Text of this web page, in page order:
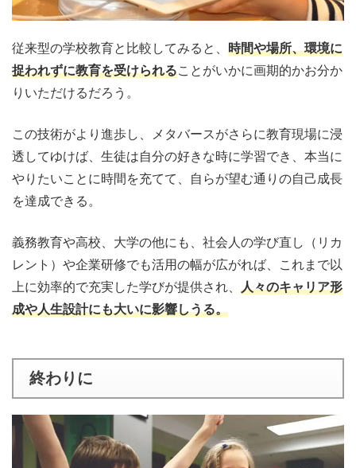
従来型の学校教育と比較してみると、 時間や場所、環境に
捉われずに教育を受けられることがいかに画期的かお分か
りいただけるだろう。
この技術がより進歩し、メタバースがさらに教育現場に浸
透してゆけば、生徒は自分の好きな時に学習でき、本当に
やりたいことに時間を充てて、自らが望む通りの自己成長
を達成できる。
義務教育や高校、大学の他にも、社会人の学び直し（リカ
レント）や企業研修でも活用の幅が広がれば、これまで以
上に効率的で充実した学びが提供され、 人々のキャリア形
成や人生設計にも大いに影響しうる。
終わりに